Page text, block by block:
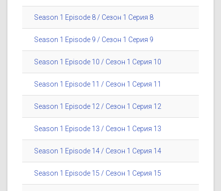
Season 1 Episode 8 / Сезон 1 Серия 8
Season 1 Episode 9 / Сезон 1 Серия 9
Season 1 Episode 10 / Сезон 1 Серия 10
Season 1 Episode 11 / Сезон 1 Серия 11
Season 1 Episode 12 / Сезон 1 Серия 12
Season 1 Episode 13 / Сезон 1 Серия 13
Season 1 Episode 14 / Сезон 1 Серия 14
Season 1 Episode 15 / Сезон 1 Серия 15